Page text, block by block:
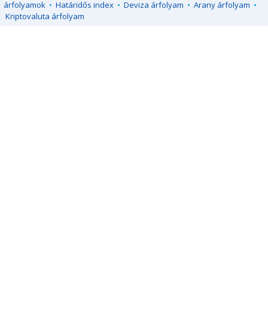
árfolyamok • Határidős index • Deviza árfolyam • Arany árfolyam •
Kriptovaluta árfolyam